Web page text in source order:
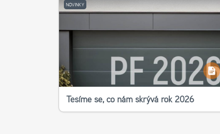
NOVINKY
Těšíme se, co nám skrývá rok 2026